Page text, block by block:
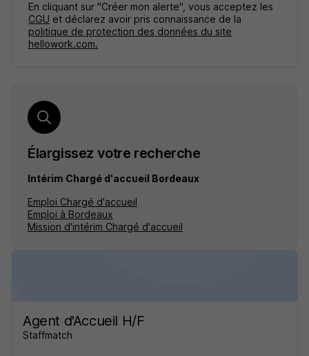
En cliquant sur "Créer mon alerte", vous acceptez les
CGU et déclarez avoir pris connaissance de la
politique de protection des données du site
hellowork.com.
Élargissez votre recherche
Intérim Chargé d'accueil Bordeaux
Emploi Chargé d'accueil
Emploi à Bordeaux
Mission d'intérim Chargé d'accueil
Agent d'Accueil H/F
Staffmatch